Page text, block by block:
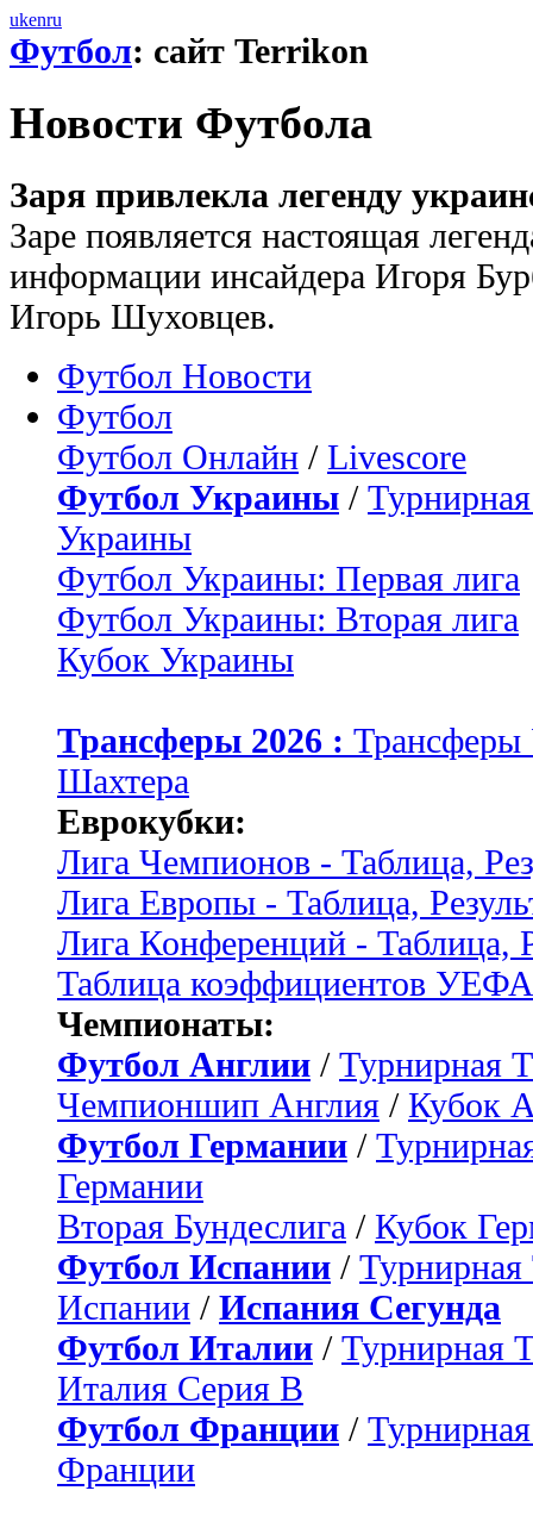
ukenru
Футбол: сайт Terrikon
Новости Футбола
Заря привлекла легенду
Заре появляется настоящая
информации инсайдера Игоря
Игорь Шуховцев.
Футбол Новости
Футбол
Футбол Онлайн / Livescore
Футбол Украины /
Украины
Футбол Украины: Первая лига
Футбол Украины: Вторая лига
Кубок Украины
Трансферы 2026 :
Шахтера
Еврокубки:
Лига Чемпионов - Таблица,
Лига Европы - Таблица,
Лига Конференций - Таблица,
Таблица коэффициентов УЕФА
Чемпионаты:
Футбол Англии / Турнирная
Чемпионшип Англия / Кубок
Футбол Германии /
Германии
Вторая Бундеслига / Кубок
Футбол Испании / Турнирная
Испании / Испания Сегунда
Футбол Италии / Турнирная
Италия Серия B
Футбол Франции /
Франции